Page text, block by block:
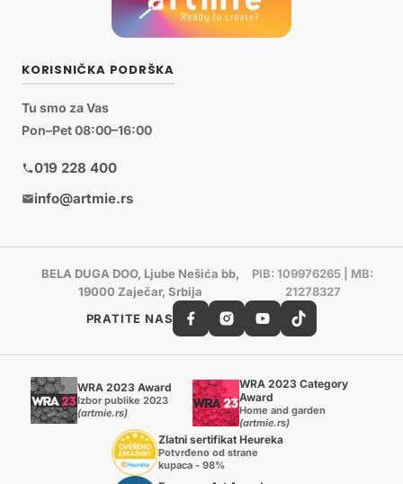
KORISNIČKA PODRŠKA
Tu smo za Vas
Pon–Pet 08:00–16:00
019 228 400
info@artmie.rs
BELA DUGA DOO, Ljube Nešića bb,
19000 Zaječar, Srbija
PIB: 109976265 | MB:
21278327
PRATITE NAS
WRA 2023 Award
Izbor publike 2023
(artmie.rs)
WRA 2023 Category
Award
Home and garden
(artmie.rs)
Zlatni sertifikat Heureka
Potvrđeno od strane
kupaca - 98%